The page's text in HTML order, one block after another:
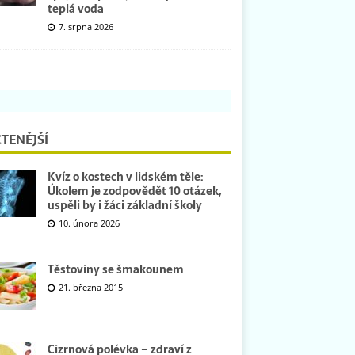
teplá voda
7. srpna 2026
Kvíz o kostech v lidském těle:
Úkolem je zodpovědět 10 otázek,
uspěli by i žáci základní školy
10. února 2026
Těstoviny se šmakounem
21. března 2015
Cizrnová polévka – zdraví z